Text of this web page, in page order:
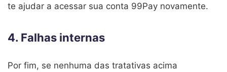
te ajudar a acessar sua conta 99Pay novamente.
4. Falhas internas
Por fim, se nenhuma das tratativas acima